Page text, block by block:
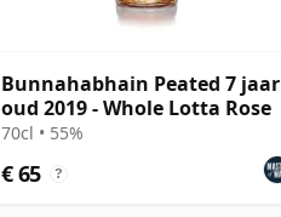
Bunnahabhain Peated 7 jaar
oud 2019 - Whole Lotta Rose
70cl • 55%
€ 65 ?